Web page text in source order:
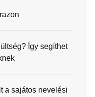
Így segíthet
a sajátos nevelési